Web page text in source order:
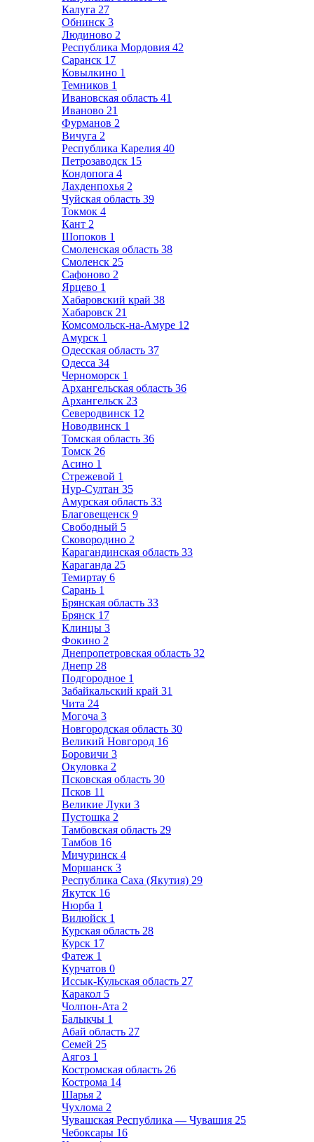
Калуга 27
Обнинск 3
Людиново 2
Республика Мордовия 42
Саранск 17
Ковылкино 1
Темников 1
Ивановская область 41
Иваново 21
Фурманов 2
Вичуга 2
Республика Карелия 40
Петрозаводск 15
Кондопога 4
Лахденпохья 2
Чуйская область 39
Токмок 4
Кант 2
Шопоков 1
Смоленская область 38
Смоленск 25
Сафоново 2
Ярцево 1
Хабаровский край 38
Хабаровск 21
Комсомольск-на-Амуре 12
Амурск 1
Одесская область 37
Одесса 34
Черноморск 1
Архангельская область 36
Архангельск 23
Северодвинск 12
Новодвинск 1
Томская область 36
Томск 26
Асино 1
Стрежевой 1
Нур-Султан 35
Амурская область 33
Благовещенск 9
Свободный 5
Сковородино 2
Карагандинская область 33
Караганда 25
Темиртау 6
Сарань 1
Брянская область 33
Брянск 17
Клинцы 3
Фокино 2
Днепропетровская область 32
Днепр 28
Подгородное 1
Забайкальский край 31
Чита 24
Могоча 3
Новгородская область 30
Великий Новгород 16
Боровичи 3
Окуловка 2
Псковская область 30
Псков 11
Великие Луки 3
Пустошка 2
Тамбовская область 29
Тамбов 16
Мичуринск 4
Моршанск 3
Республика Саха (Якутия) 29
Якутск 16
Нюрба 1
Вилюйск 1
Курская область 28
Курск 17
Фатеж 1
Курчатов 0
Иссык-Кульская область 27
Каракол 5
Чолпон-Ата 2
Балыкчы 1
Абай область 27
Семей 25
Аягоз 1
Костромская область 26
Кострома 14
Шарья 2
Чухлома 2
Чувашская Республика — Чувашия 25
Чебоксары 16